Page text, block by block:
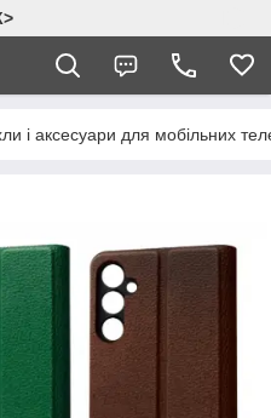
і аксесуари для мобільних